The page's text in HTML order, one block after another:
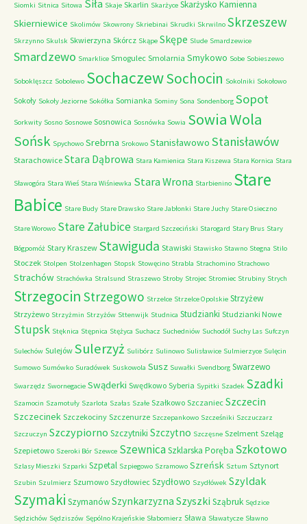
Siomki Sitnica Sitowa Siła Skaje Skarlin Skarżyce Skarżysko Kamienna
Skierniewice Skolimów Skowrony Skriebinai Skrudki Skrwilno Skrzeszew
Skrzynno Skulsk Skwierzyna Skórcz Skąpe Skępe Slude Smardzewice
Smardzewo Smarklice Smogulec Smolarnia Smykowo Sobe Sobieszewo
Soboklęszcz Sobolewo SochaczewSochocin Sokolniki Sokołowo
Sokoły Sokoły Jeziorne Sokółka Somianka Sominy Sona Sondenborg Sopot
Sorkwity Sosno Sosnowe Sosnowica Sosnówka Sowia Sowia Wola
Sońsk Spychowo Srebrna Srokowo Stanisławowo Stanisławów
Starachowice Stara Dąbrowa Stara Kamienica Stara Kiszewa Stara Kornica Stara
Sławogóra Stara Wieś Stara Wiśniewka Stara Wrona Starbienino Stare
Babice Stare Budy Stare Drawsko Stare Jabłonki Stare Juchy Stare Osieczno
Stare Worowo Stare Załubice Stargard Szczeciński Starogard Stary Brus Stary
Bógpomóż Stary Kraszew Stawiguda Stawiski Stawisko Stawno Stegna Stilo
Stoczek Stolpen Stolzenhagen Stopsk Stowęcino Strabla Strachomino Strachowo
Strachów Strachówka Stralsund Straszewo Stroby Strojec Stromiec Strubiny Strych
Strzegocin Strzegowo Strzelce Strzelce Opolskie Strzyżew
Strzyżewo Strzyżmin Strzyżów Sttenwijk Studnica Studzianki Studzianki Nowe
Stupsk Stęknica Stępnica Stężyca Suchacz Suchedniów Suchodół Suchy Las Sufczyn
Sulechów Sulejów Sulerzyż Sulibórz Sulinowo Sulisławice Sulmierzyce Sulęcin
Sumowo Sumówko Suradówek Suskowola Susz Suwałki Svendborg Swarzewo
Swarzędz Swornegacie Swąderki Swędkowo Syberia Sypitki Szadek Szadki
Szamocin Szamotuły Szarlota Szałas Szałe Szałkowo Szczaniec Szczecin
Szczecinek Szczekociny Szczenurze Szczepankowo Szcześniki Szczuczarz
Szczuczyn Szczypiorno Szczytniki Szczytno Szczęsne Szelment Szeląg
Szepietowo Szeroki Bór Szewce SzewnicaSzklarska Poręba Szkotowo
Szlasy Mieszki Szparki Szpetal Szpiegowo Szramowo Szreńsk Sztum Sztynort
Szubin Szulmierz Szumowo Szydłowiec Szydłowo Szydłówek Szyldak
Szymaki SzymanówSzynkarzyzna Szyszki Sząbruk Sędzice
Sędzichów Sędziszów Sępólno Krajeńskie Słabomierz Sława Sławatycze Sławno